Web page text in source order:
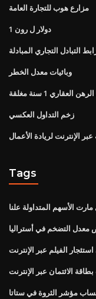
مزارع هوب للتجارة العامة
1 دولار ل رون
التبادل التجاري المبادلة
وبائيات معدل الخطر
العقاري 1 سنة مغلقة
زخم التداول العكسي
الإنترنت لريادة الأعمال
Tags
الأسهم المتداولة علنا
معدل التضخم في أستراليا
الفيلم عبر الإنترنت
الائتمان عبر الإنترنت
مؤشر الثروة في ستاتا